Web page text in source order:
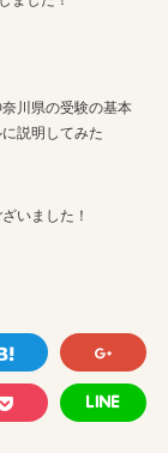
川県の受験の基本
説明してみた
いました！